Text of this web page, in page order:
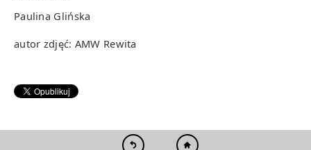
Paulina Glińska
autor zdjęć: AMW Rewita